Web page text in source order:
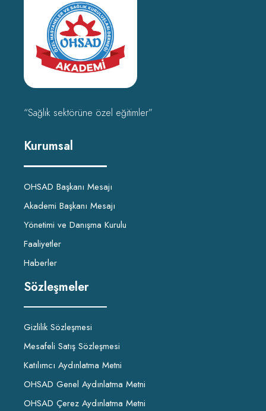
“Sağlık sektörüne özel eğitimler”
Kurumsal
OHSAD Başkanı Mesajı
Akademi Başkanı Mesajı
Yönetimi ve Danışma Kurulu
Faaliyetler
Haberler
Sözleşmeler
Gizlilik Sözleşmesi
Mesafeli Satış Sözleşmesi
Katılımcı Aydınlatma Metni
OHSAD Genel Aydınlatma Metni
OHSAD Çerez Aydınlatma Metni